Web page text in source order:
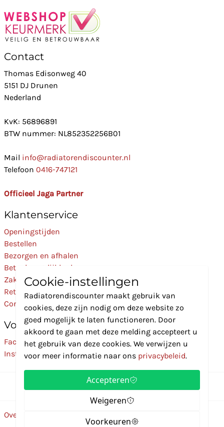
Contact
Thomas Edisonweg 40
5151 DJ Drunen
Nederland
KvK: 56896891
BTW nummer: NL852352256B01
Mail info@radiatorendiscounter.nl
Telefoon 0416-747121
Officieel Jaga Partner
Klantenservice
Openingstijden
Bestellen
Bezorgen en afhalen
Betaalmogelijkheden
Zakelijk
Retourneren
Contact
Volg Ons
Facebook
Instagram
Over ons
Cookie-instellingen
Radiatorendiscounter maakt gebruik van
cookies, deze zijn nodig om deze website zo
goed mogelijk te laten functioneren. Door
akkoord te gaan met deze melding accepteert u
het gebruik van deze cookies. We verwijzen u
voor meer informatie naar ons privacybeleid.
Accepteren
Weigeren
Voorkeuren